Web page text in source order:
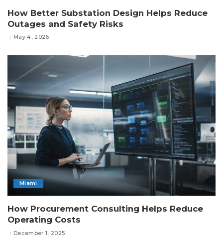
How Better Substation Design Helps Reduce
Outages and Safety Risks
May 4, 2026
Miami
How Procurement Consulting Helps Reduce
Operating Costs
December 1, 2025